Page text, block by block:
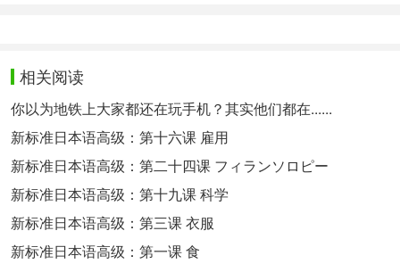
相关阅读
你以为地铁上大家都还在玩手机？其实他们都在......
新标准日本语高级：第十六课 雇用
新标准日本语高级：第二十四课 フィランソロピー
新标准日本语高级：第十九课 科学
新标准日本语高级：第三课 衣服
新标准日本语高级：第一课 食